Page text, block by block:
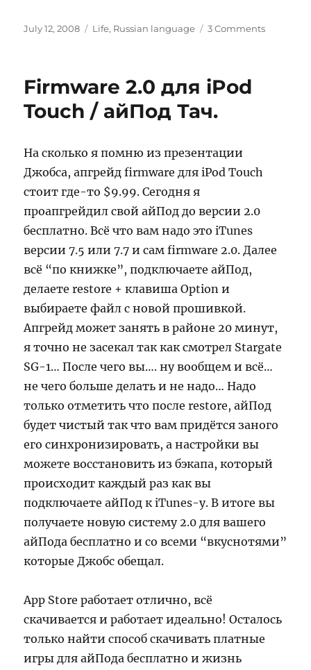
Posted
July 12, 2008 Categories
Life, Russian language 3 Commentson
Firmware 2.0 для iPod
Touch / айПод Тач.
На сколько я помню из презентации
Джобса, апгрейд firmware для iPod Touch
стоит где-то $9.99. Сегодня я
проапгрейдил свой айПод до версии 2.0
бесплатно. Всё что вам надо это iTunes
версии 7.5 или 7.7 и сам firmware 2.0. Далее
всё “по книжке”, подключаете айПод,
делаете restore + клавиша Option и
выбираете файл с новой прошивкой.
Апгрейд может занять в районе 20 минут,
я точно не засекал так как смотрел Stargate
SG-1… После чего вы…. ну вообщем и всё…
не чего больше делать и не надо… Надо
только отметить что после restore, айПод
будет чистый так что вам придётся заного
его синхронизировать, а настройки вы
можете восстановить из бэкапа, который
происходит каждый раз как вы
подключаете айПод к iTunes-у. В итоге вы
получаете новую систему 2.0 для вашего
айПода бесплатно и со всеми “вкуснотями”
которые Джобс обещал.
App Store работает отлично, всё
скачивается и работает идеально! Осталось
только найти способ скачивать платные
игры для айПода бесплатно и жизнь